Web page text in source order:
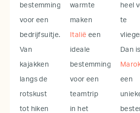
bestemming
voor een
bedrijfsuitje.
Van
kajakken
langs de
rotskust
tot hiken
warmte
maken
Italië een
ideale
bestemming
voor een
teamtrip
in het
heel
te
Dan is
een